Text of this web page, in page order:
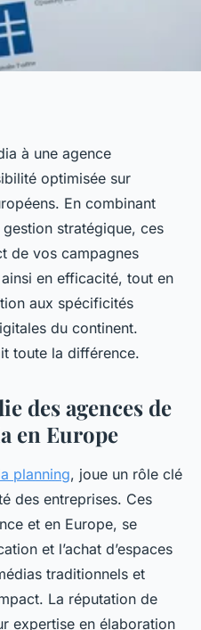
:
en
2025•4 min de lecture
à une agence
optimisée sur
En combinant
stratégique, ces
de vos campagnes
en efficacité, tout en
aux spécificités
du continent.
toute la différence.
des agences de
en Europe
planning, joue un rôle clé
des entreprises. Ces
et en Europe, se
et l’achat d’espaces
traditionnels et
La réputation de
expertise en élaboration